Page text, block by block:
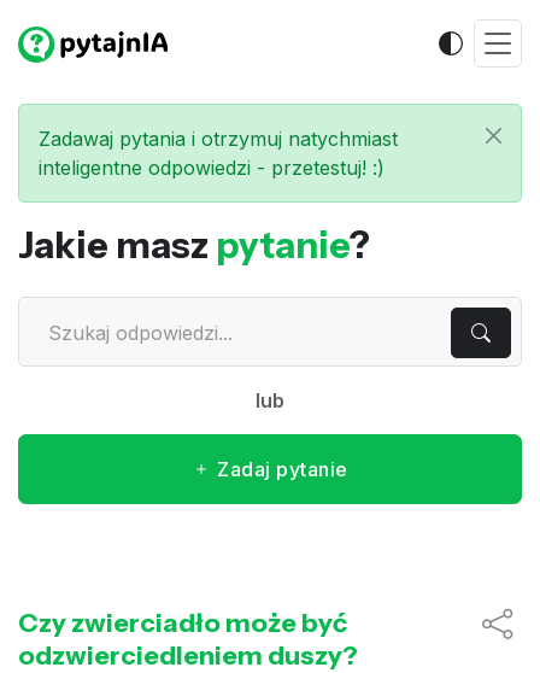
Zadawaj pytania i otrzymuj natychmiast
inteligentne odpowiedzi - przetestuj! :)
Jakie masz pytanie?
lub
Zadaj pytanie
Czy zwierciadło może być
odzwierciedleniem duszy?